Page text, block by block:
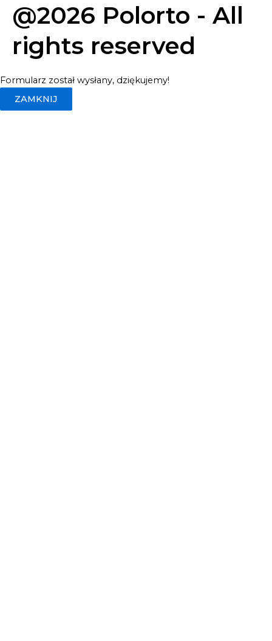
@2026 Polorto - All
rights reserved
Formularz został wysłany, dziękujemy!
ZAMKNIJ